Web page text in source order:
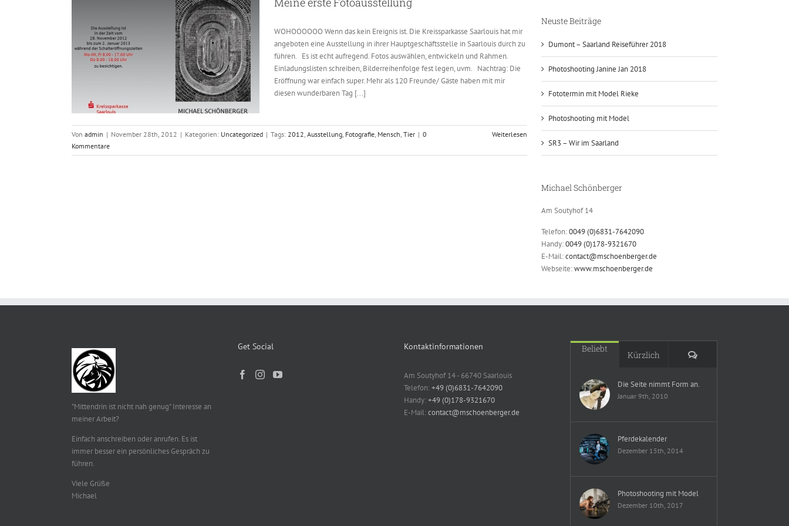
WOHOOOOOO Wenn das kein Ereignis ist. Die Kreissparkasse Saarlouis hat mir
angeboten eine Ausstellung in ihrer Hauptgeschäftsstelle in Saarlouis durch zu
führen. Es ist echt aufregend. Fotos auswählen, entwickeln und Rahmen.
Einladungslisten schreiben, Bilderreihenfolge fest legen, uvm. Nachtrag: Die
Eröffnung war einfach super. Mehr als 120 Freunde/ Gäste haben mit mir
diesen wunderbaren Tag [...]
Von admin | November 28th, 2012 | Kategorien: Uncategorized | Tags: 2012, Ausstellung, Fotografie, Mensch, Tier | 0
Kommentare
Weiterlesen
Neuste Beiträge
Dumont – Saarland Reiseführer 2018
Photoshooting Janine Jan 2018
Fototermin mit Model Rieke
Photoshooting mit Model
SR3 – Wir im Saarland
Michael Schönberger
Am Soutyhof 14
Telefon:0049 (0)6831-7642090
Handy:0049 (0)178-9321670
E-Mail:contact@mschoenberger.de
Webseite:www.mschoenberger.de
"Mittendrin ist nicht nah genug" Interesse an
meiner Arbeit?
Einfach anschreiben oder anrufen. Es ist
immer besser ein persönliches Gespräch zu
führen.
Viele Grüße
Michael
Get Social Kontaktinformationen
Am Soutyhof 14 - 66740 Saarlouis
Telefon:+49 (0)6831-7642090
Handy:+49 (0)178-9321670
E-Mail:contact@mschoenberger.de
Beliebt
Kürzlich Kommentare
Die Seite nimmt Form an.
Januar 9th, 2010
Pferdekalender
Dezember 15th, 2014
Photoshooting mit Model
Dezember 10th, 2017